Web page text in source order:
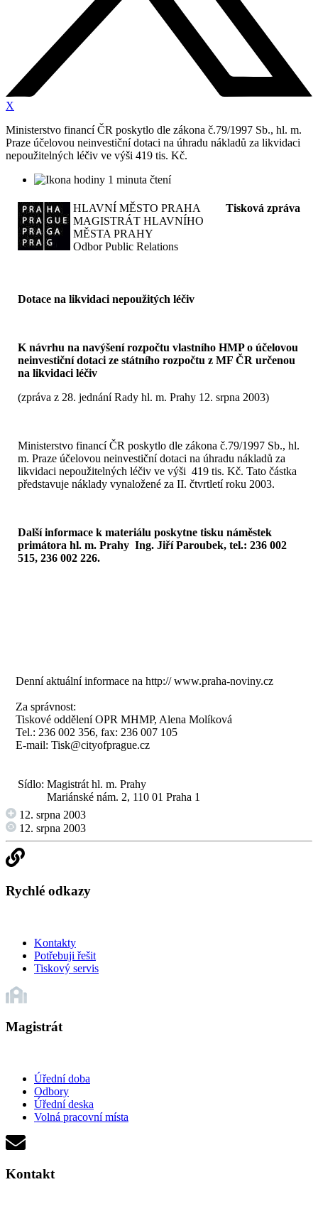
X
Ministerstvo financí ČR poskytlo dle zákona č.79/1997 Sb., hl. m.
Praze účelovou neinvestiční dotaci na úhradu nákladů za likvidaci
nepoužitelných léčiv ve výši 419 tis. Kč.
1 minuta čtení
HLAVNÍ MĚSTO PRAHA
MAGISTRÁT HLAVNÍHO
MĚSTA PRAHY
Odbor Public Relations
Tisková zpráva
Dotace na likvidaci nepoužitých léčiv
K návrhu na navýšení rozpočtu vlastního HMP o účelovou
neinvestiční dotaci ze státního rozpočtu z MF ČR určenou
na likvidaci léčiv
(zpráva z 28. jednání Rady hl. m. Prahy 12. srpna 2003)
Ministerstvo financí ČR poskytlo dle zákona č.79/1997 Sb., hl.
m. Praze účelovou neinvestiční dotaci na úhradu nákladů za
likvidaci nepoužitelných léčiv ve výši 419 tis. Kč. Tato částka
představuje náklady vynaložené za II. čtvrtletí roku 2003.
Další informace k materiálu poskytne tisku náměstek
primátora hl. m. Prahy Ing. Jiří Paroubek, tel.: 236 002
515, 236 002 226.
Denní aktuální informace na http:// www.praha-noviny.cz
Za správnost:
Tiskové oddělení OPR MHMP, Alena Molíková
Tel.: 236 002 356, fax: 236 007 105
E-mail: Tisk@cityofprague.cz
Sídlo: Magistrát hl. m. Prahy
Mariánské nám. 2, 110 01 Praha 1
12. srpna 2003
12. srpna 2003
Rychlé odkazy
Kontakty
Potřebuji řešit
Tiskový servis
Magistrát
Úřední doba
Odbory
Úřední deska
Volná pracovní místa
Kontakt